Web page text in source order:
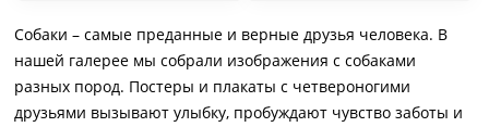
Собаки – самые преданные и верные друзья человека. В
нашей галерее мы собрали изображения с собаками
разных пород. Постеры и плакаты с четвероногими
друзьями вызывают улыбку, пробуждают чувство заботы и